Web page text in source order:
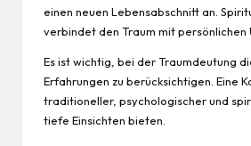
einen neuen Lebensabschnitt an.
verbindet den Traum mit persönlichen
Es ist wichtig, bei der Traumdeutung
Erfahrungen zu berücksichtigen. Eine
traditioneller, psychologischer und
tiefe Einsichten bieten.